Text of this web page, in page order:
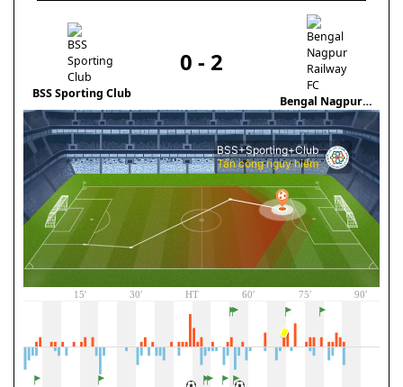
BSS Sporting Club
0 - 2
Bengal Nagpur
Railway FC